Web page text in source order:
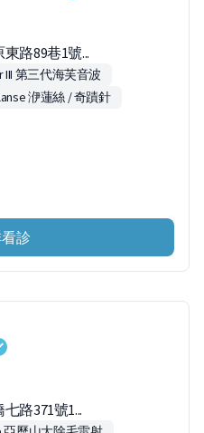
路89巷1號...
III 第三代海芙音波
洢蓮絲 / 奇蹟針
診
路371號1...